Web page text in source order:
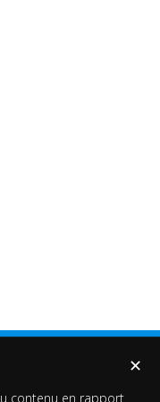
✕
contenu en rapport